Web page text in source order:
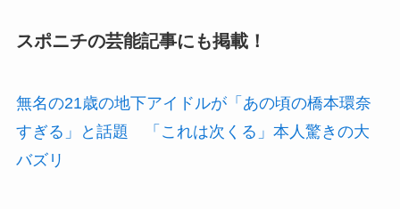
スポニチの芸能記事にも掲載！
無名の21歳の地下アイドルが「あの頃の橋本環奈
すぎる」と話題 「これは次くる」本人驚きの大
バズリ